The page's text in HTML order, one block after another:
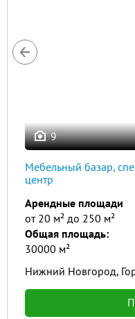
9
Мебельный базар,
центр
Арендные площади
от 20 м² до 250 м²
Общая площадь:
30000 м²
Нижний Новгород,